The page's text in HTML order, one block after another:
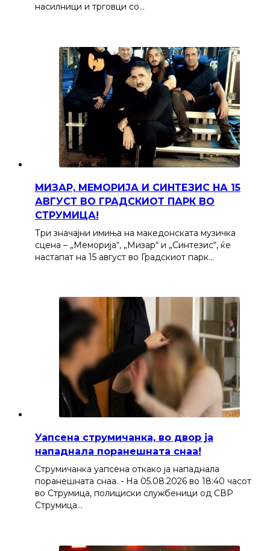
насилници и трговци со…
МИЗАР, МЕМОРИЈА И СИНТЕЗИС НА 15
АВГУСТ ВО ГРАДСКИОТ ПАРК ВО
СТРУМИЦА!
Три значајни имиња на македонската музичка
сцена – „Меморија“, „Мизар“ и „Синтезис“, ќе
настапат на 15 август во Градскиот парк…
Уапсена струмичанка, во двор ја
нападнала поранешната снаа!
Струмичанка уапсена откако ја нападнала
поранешната снаа. - На 05.08.2026 во 18:40 часот
во Струмица, полициски службеници од СВР
Струмица…